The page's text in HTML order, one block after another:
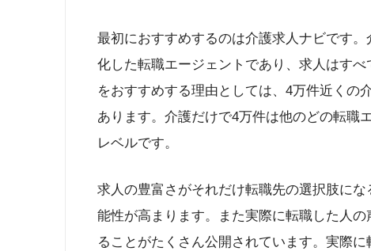
最初におすすめするのは介護求人ナビです
化した転職エージェントであり、求人はす
をおすすめする理由としては、4万件近くの
あります。介護だけで4万件は他のどの転職
レベルです。
求人の豊富さがそれだけ転職先の選択肢に
能性が高まります。また実際に転職した人
ることがたくさん公開されています。実際